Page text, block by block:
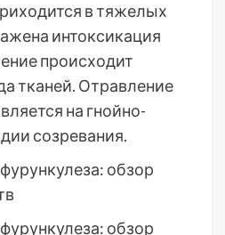
в тяжелых
интоксикация
происходит
тканей. Отравление
на гнойно-
созревания.